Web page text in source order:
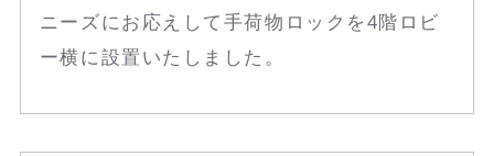
ニーズにお応えして手荷物ロックを4階ロビ
ー横に設置いたしました。